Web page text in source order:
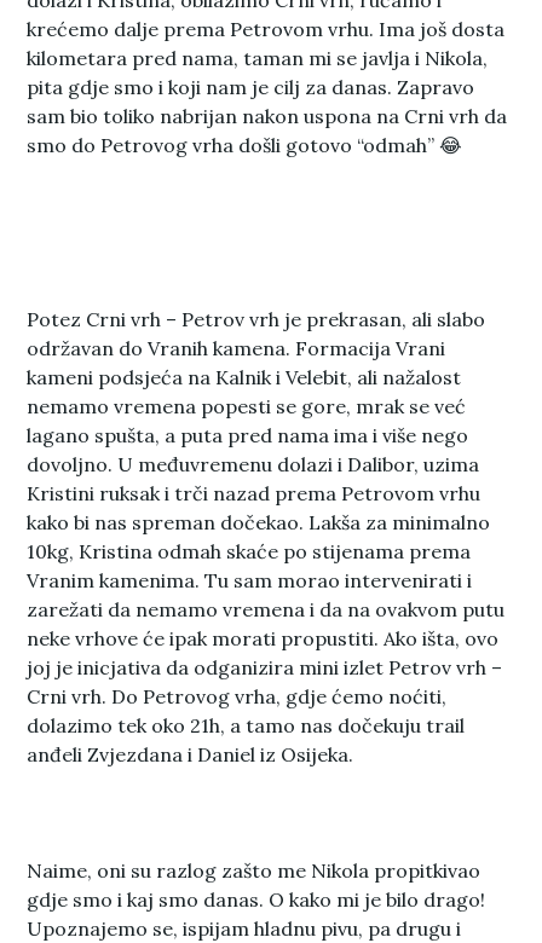
krećemo dalje prema Petrovom vrhu. Ima još dosta
kilometara pred nama, taman mi se javlja i Nikola,
pita gdje smo i koji nam je cilj za danas. Zapravo
sam bio toliko nabrijan nakon uspona na Crni vrh da
smo do Petrovog vrha došli gotovo “odmah” 😂
Potez Crni vrh – Petrov vrh je prekrasan, ali slabo
održavan do Vranih kamena. Formacija Vrani
kameni podsjeća na Kalnik i Velebit, ali nažalost
nemamo vremena popesti se gore, mrak se već
lagano spušta, a puta pred nama ima i više nego
dovoljno. U međuvremenu dolazi i Dalibor, uzima
Kristini ruksak i trči nazad prema Petrovom vrhu
kako bi nas spreman dočekao. Lakša za minimalno
10kg, Kristina odmah skaće po stijenama prema
Vranim kamenima. Tu sam morao intervenirati i
zarežati da nemamo vremena i da na ovakvom putu
neke vrhove će ipak morati propustiti. Ako išta, ovo
joj je inicjativa da odganizira mini izlet Petrov vrh –
Crni vrh. Do Petrovog vrha, gdje ćemo noćiti,
dolazimo tek oko 21h, a tamo nas dočekuju trail
anđeli Zvjezdana i Daniel iz Osijeka.
Naime, oni su razlog zašto me Nikola propitkivao
gdje smo i kaj smo danas. O kako mi je bilo drago!
Upoznajemo se, ispijam hladnu pivu, pa drugu i